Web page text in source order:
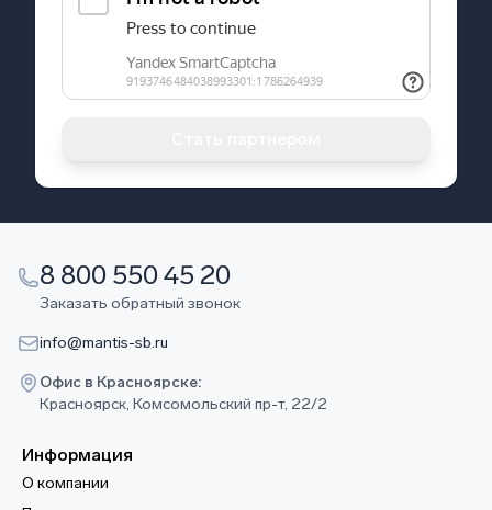
8 800 550 45 20
Заказать обратный звонок
info@mantis-sb.ru
Офис в Красноярске:
Красноярск, Комсомольский пр-т, 22/2
Информация
О компании